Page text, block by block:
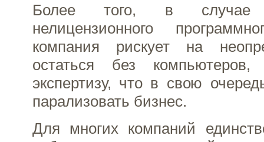
Более того, в случае
нелицензионного
компания рискует на
остаться без
экспертизу, что в свою
парализовать бизнес.
Для многих компаний